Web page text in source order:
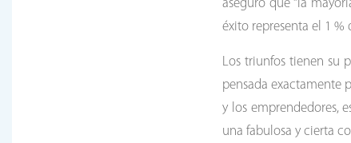
aseguró que “la
éxito representa el 1 %
Los triunfos tienen su
pensada exactamente
y los emprendedores,
una fabulosa y cierta